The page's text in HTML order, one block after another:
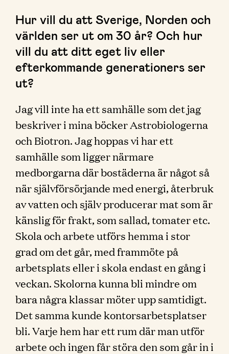
Hur vill du att Sverige, Norden och
världen ser ut om 30 år? Och hur
vill du att ditt eget liv eller
efterkommande generationers ser
ut?
Jag vill inte ha ett samhälle som det jag
beskriver i mina böcker Astrobiologerna
och Biotron. Jag hoppas vi har ett
samhälle som ligger närmare
medborgarna där bostäderna är något så
när självförsörjande med energi, återbruk
av vatten och själv producerar mat som är
känslig för frakt, som sallad, tomater etc.
Skola och arbete utförs hemma i stor
grad om det går, med frammöte på
arbetsplats eller i skola endast en gång i
veckan. Skolorna kunna bli mindre om
bara några klassar möter upp samtidigt.
Det samma kunde kontorsarbetsplatser
bli. Varje hem har ett rum där man utför
arbete och ingen får störa den som går in i